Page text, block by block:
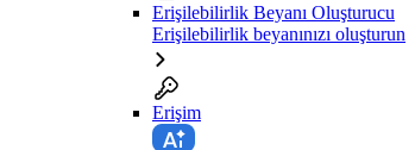
Erişilebilirlik Beyanı Oluşturucu
Erişilebilirlik beyanınızı oluşturun
Erişim